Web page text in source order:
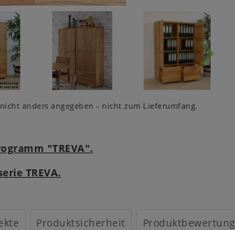
anders angegeben - nicht zum Lieferumfang.
"TREVA".
TREVA.
Produktsicherheit Produktbewertung